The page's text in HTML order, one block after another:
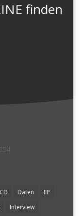
finden
CD Daten
EP
Interview